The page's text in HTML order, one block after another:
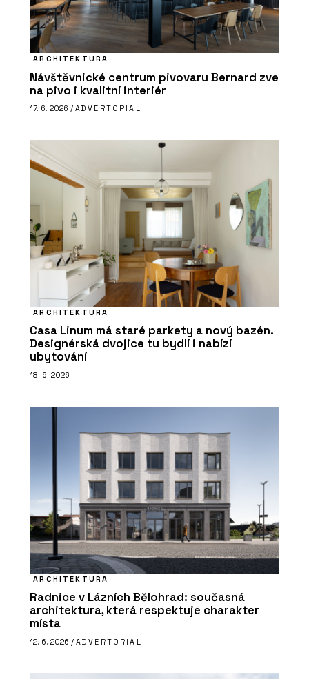
ARCHITEKTURA
Návštěvnické centrum pivovaru Bernard zve
na pivo i kvalitní interiér
17. 6. 2026 / ADVERTORIAL
ARCHITEKTURA
Casa Linum má staré parkety a nový bazén.
Designérská dvojice tu bydlí i nabízí
ubytování
18. 6. 2026
ARCHITEKTURA
Radnice v Lázních Bělohrad: současná
architektura, která respektuje charakter
místa
12. 6. 2026 / ADVERTORIAL